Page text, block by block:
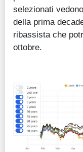
selezionati
della prima
ribassista che
ottobre.